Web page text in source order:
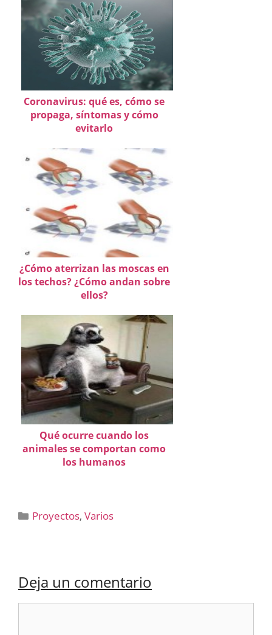
Coronavirus: qué es, cómo se
propaga, síntomas y cómo
evitarlo
¿Cómo aterrizan las moscas en
los techos? ¿Cómo andan sobre
ellos?
Qué ocurre cuando los
animales se comportan como
los humanos
Categorías
Proyectos,Varios
Deja un comentario